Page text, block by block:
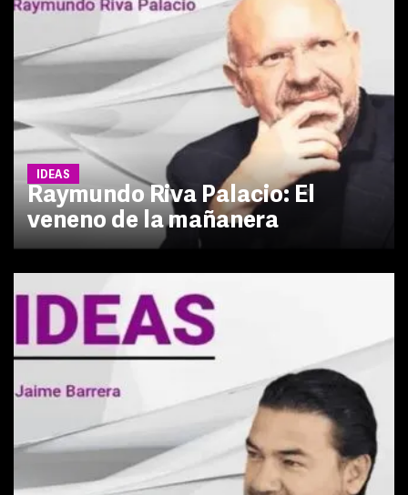
IDEAS
Raymundo Riva Palacio: El
veneno de la mañanera